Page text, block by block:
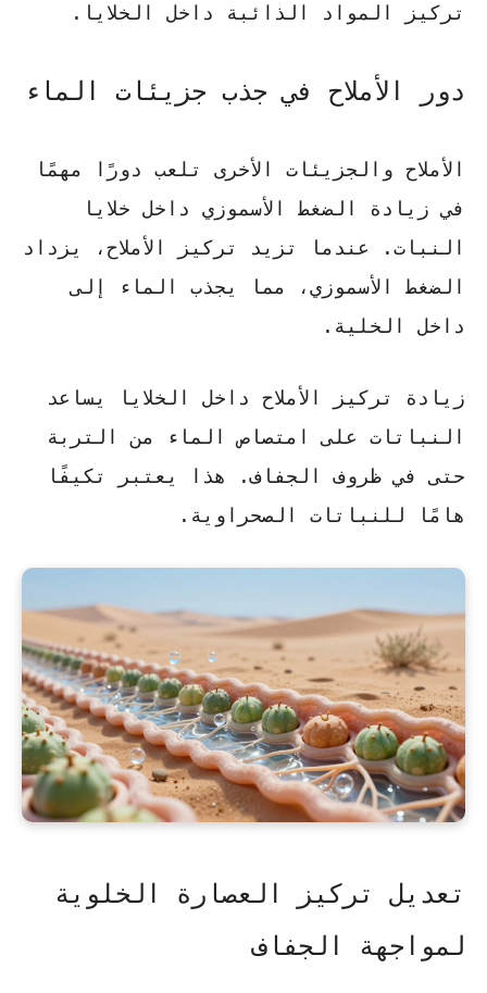
تركيز المواد الذائبة داخل الخلايا.
دور الأملاح في جذب جزيئات الماء
الأملاح والجزيئات الأخرى تلعب دورًا مهمًا
في زيادة الضغط الأسموزي داخل خلايا
النبات. عندما تزيد تركيز الأملاح، يزداد
الضغط الأسموزي، مما يجذب الماء إلى
داخل الخلية.
زيادة تركيز الأملاح داخل الخلايا يساعد
النباتات على امتصاص الماء من التربة
حتى في ظروف الجفاف. هذا يعتبر تكيفًا
هامًا للنباتات الصحراوية.
تعديل تركيز العصارة الخلوية
لمواجهة الجفاف